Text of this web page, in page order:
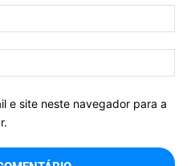
e site neste navegador para a